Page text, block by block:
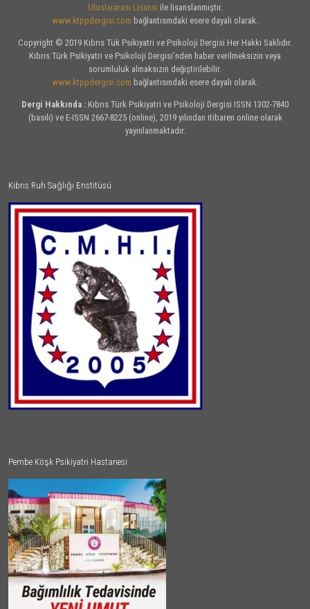
Uluslararası Lisansı ile lisanslanmıştır.
www.ktppdergisi.com bağlantısındaki esere dayalı olarak.
Copyright © 2019 Kıbrıs Tük Psikiyatri ve Psikoloji Dergisi Her Hakkı Saklıdır.
Kıbrıs Türk Psikiyatri ve Psikoloji Dergisi’nden haber verilmeksizin veya
sorumluluk almaksızın değiştirilebilir.
www.ktppdergisi.com bağlantısındaki esere dayalı olarak.
Dergi Hakkında : Kıbrıs Türk Psikiyatri ve Psikoloji Dergisi ISSN 1302-7840
(basılı) ve E-ISSN 2667-8225 (online), 2019 yılından itibaren online olarak
yayınlanmaktadır.
Kıbrıs Ruh Sağlığı Enstitüsü
Pembe Köşk Psikiyatri Hastanesi